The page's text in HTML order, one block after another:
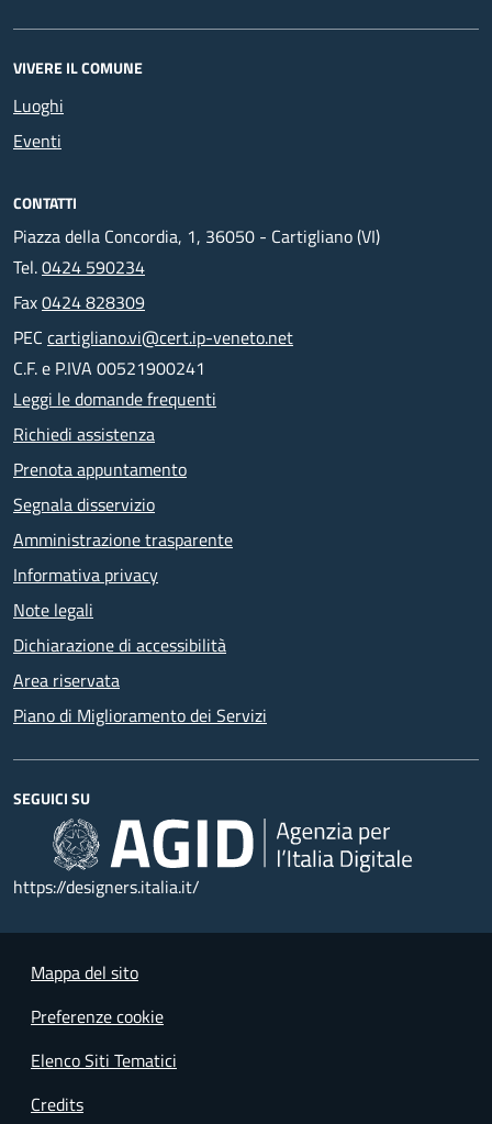
VIVERE IL COMUNE
Luoghi
Eventi
CONTATTI
Piazza della Concordia, 1, 36050 - Cartigliano (VI)
Tel.0424 590234
Fax0424 828309
PEC cartigliano.vi@cert.ip-veneto.net
C.F. e P.IVA 00521900241
Leggi le domande frequenti
Richiedi assistenza
Prenota appuntamento
Segnala disservizio
Amministrazione trasparente
Informativa privacy
Note legali
Dichiarazione di accessibilità
Area riservata
Piano di Miglioramento dei Servizi
SEGUICI SU
https://designers.italia.it/
Mappa del sito
Preferenze cookie
Elenco Siti Tematici
Credits